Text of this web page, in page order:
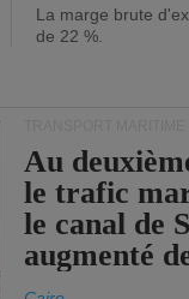
La marge brute
de 22 %.
Au
le trafic
le canal de
augmenté